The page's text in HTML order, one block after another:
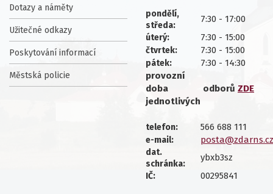
Dotazy a náměty
Užitečné odkazy
Poskytování informací
Městská policie
pondělí,
středa:
7:30 - 17:00
úterý: 7:30 - 15:00
čtvrtek: 7:30 - 15:00
pátek:
7:30 - 14:30
provozní
doba
jednotlivých
odborů ZDE
telefon: 566 688 111
e-mail: posta@zdarns.cz
dat.
schránka:
ybxb3sz
IČ: 00295841